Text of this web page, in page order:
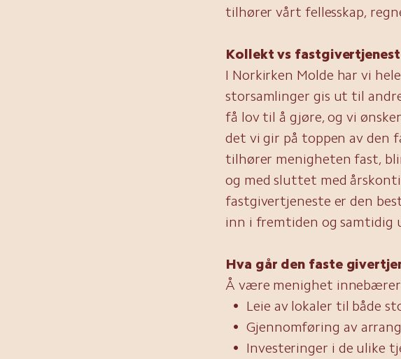
tilhører vårt fellesskap,
Kollekt vs
I Norkirken Molde har vi
storsamlinger gis ut til
få lov til å gjøre, og vi
det vi gir på toppen av den
tilhører menigheten fast,
og med sluttet med
fastgivertjeneste er den
inn i fremtiden og samtidig
Hva går den faste
Å være menighet innebærer
Leie av lokaler til både
Gjennomføring av
Investeringer i de ulike